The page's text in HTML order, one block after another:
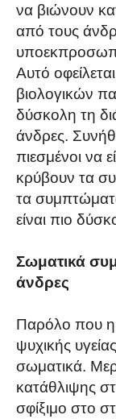
να βιώνουν
από τους
Αυτό
βιολογικών
δύσκολη τη
άνδρες.
πιεσμένοι να
κρύβουν τα
τα
είναι πιο
Σωματικά
άνδρες
Παρόλο που η
ψυχικής
σωματικά.
κατάθλιψης
σφίξιμο στο